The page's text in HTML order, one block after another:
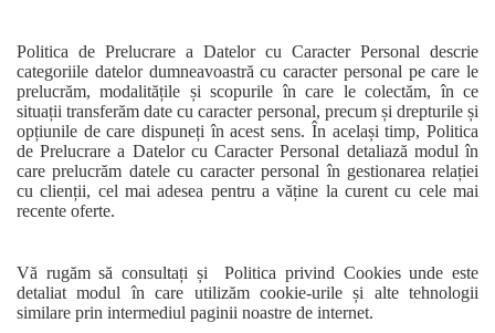
Politica de Prelucrare a Datelor cu Caracter Personal descrie
categoriile datelor dumneavoastră cu caracter personal pe care le
prelucrăm, modalitățile și scopurile în care le colectăm, în ce
situații transferăm date cu caracter personal, precum și drepturile și
opțiunile de care dispuneți în acest sens. În același timp, Politica
de Prelucrare a Datelor cu Caracter Personal detaliază modul în
care prelucrăm datele cu caracter personal în gestionarea relației
cu clienții, cel mai adesea pentru a văține la curent cu cele mai
recente oferte.
Vă rugăm să consultați și Politica privind Cookies unde este
detaliat modul în care utilizăm cookie-urile și alte tehnologii
similare prin intermediul paginii noastre de internet.